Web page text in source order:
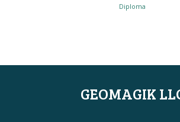
Diploma
GEOMAGIK